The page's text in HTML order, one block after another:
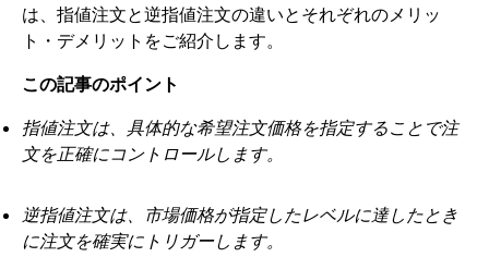
は、指値注文と逆指値注文の違いとそれぞれのメリッ
ト・デメリットをご紹介します。
この記事のポイント
指値注文は、具体的な希望注文価格を指定することで注
文を正確にコントロールします。
逆指値注文は、市場価格が指定したレベルに達したとき
に注文を確実にトリガーします。